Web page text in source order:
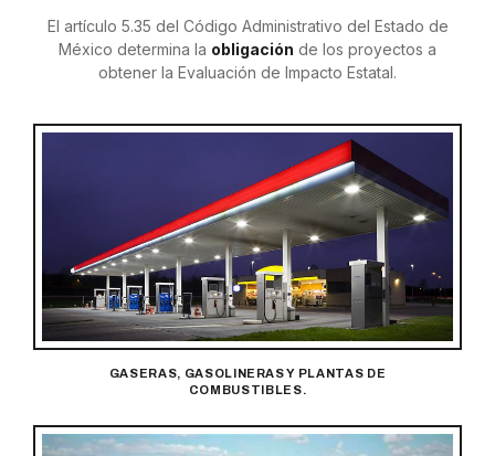
El artículo 5.35 del Código Administrativo del Estado de
México determina la obligación de los proyectos a
obtener la Evaluación de Impacto Estatal.
GASERAS, GASOLINERAS Y PLANTAS DE
COMBUSTIBLES.